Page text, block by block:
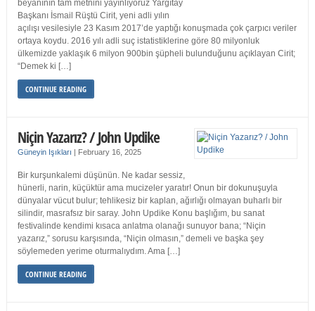
beyanının tam metnini yayınlıyoruz Yargıtay
Başkanı İsmail Rüştü Cirit, yeni adli yılın
açılışı vesilesiyle 23 Kasım 2017’de yaptığı konuşmada çok çarpıcı veriler
ortaya koydu. 2016 yılı adli suç istatistiklerine göre 80 milyonluk
ülkemizde yaklaşık 6 milyon 900bin şüpheli bulunduğunu açıklayan Cirit;
“Demek ki […]
CONTINUE READING
Niçin Yazarız? / John Updike
Güneyin Işıkları | February 16, 2025
Bir kurşunkalemi düşünün. Ne kadar sessiz,
hünerli, narin, küçüktür ama mucizeler yaratır! Onun bir dokunuşuyla
dünyalar vücut bulur; tehlikesiz bir kaplan, ağırlığı olmayan buharlı bir
silindir, masrafsız bir saray. John Updike Konu başlığım, bu sanat
festivalinde kendimi kısaca anlatma olanağı sunuyor bana; “Niçin
yazarız,” sorusu karşısında, “Niçin olmasın,” demeli ve başka şey
söylemeden yerime oturmalıydım. Ama […]
CONTINUE READING